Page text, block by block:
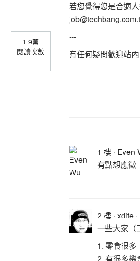
1.9萬
閱讀次數
若您覺得您是合適
---
有任何疑問歡迎站
1 樓 · Even
有點想應徵
2 樓 · xdite
一些大家（
1. 零食很多
2. 有很多機